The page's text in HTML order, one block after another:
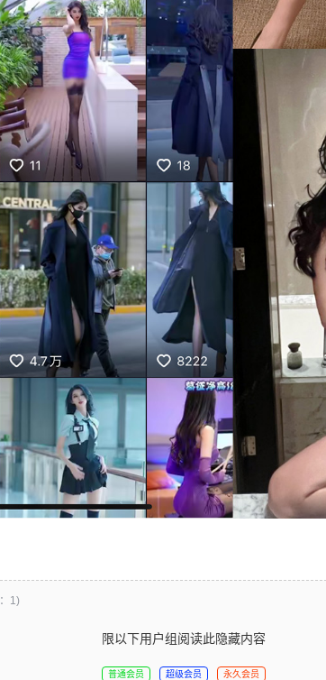
1)
限以下用户组阅读此隐藏内容
普通会员 超级会员 永久会员